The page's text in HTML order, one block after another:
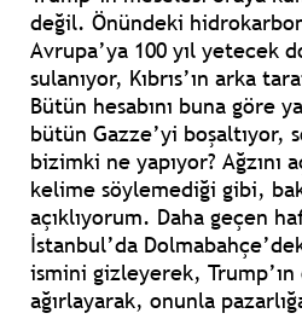
değil. Önündeki
Avrupa’ya 100 yıl yetecek
sulanıyor, Kıbrıs’ın arka
Bütün hesabını buna göre
bütün Gazze’yi boşaltıyor,
bizimki ne yapıyor? Ağzını
kelime söylemediği gibi,
açıklıyorum. Daha geçen
İstanbul’da
ismini gizleyerek,
ağırlayarak, onunla